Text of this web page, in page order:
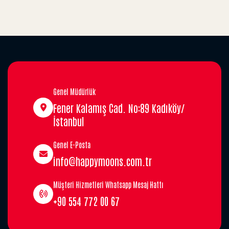
Genel Müdürlük
Fener Kalamış Cad. No:89 Kadıköy/
İstanbul
Genel E-Posta
info@happymoons.com.tr
Müşteri Hizmetleri Whatsapp Mesaj Hattı
+90 554 772 00 67